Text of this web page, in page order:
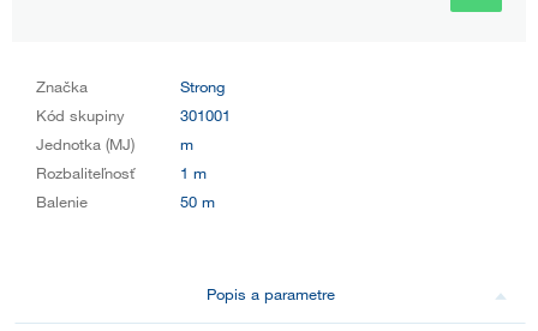
Značka
Strong
Kód skupiny
301001
Jednotka (MJ)
m
Rozbaliteľnosť
1 m
Balenie
50 m
Popis a parametre